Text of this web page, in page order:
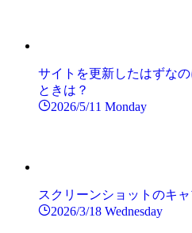
サイトを更新したはずな
ときは？
2026/5/11 Monday
スクリーンショットのキ
2026/3/18 Wednesday